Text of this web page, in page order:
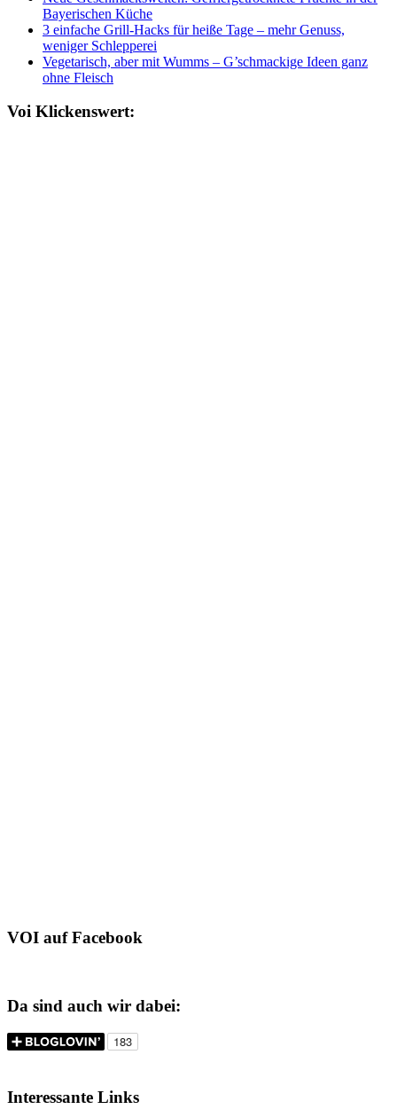
Bayerischen Küche
3 einfache Grill-Hacks für heiße Tage – mehr Genuss,
weniger Schlepperei
Vegetarisch, aber mit Wumms – G’schmackige Ideen ganz
ohne Fleisch
Voi Klickenswert:
VOI auf Facebook
Da sind auch wir dabei:
Interessante Links